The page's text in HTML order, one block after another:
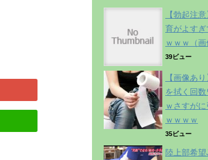
【勃起注
育がよす
ｗｗｗ（画
39ビュー
【画像あ
を拭く回
ｗさすが
ｗｗｗｗ
35ビュー
陸上部希